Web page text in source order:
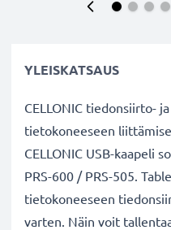
YLEISKATSAUS
CELLONIC tiedonsiirto-
tietokoneeseen
CELLONIC USB-kaapeli
PRS-600 / PRS-505.
tietokoneeseen
varten. Näin voit